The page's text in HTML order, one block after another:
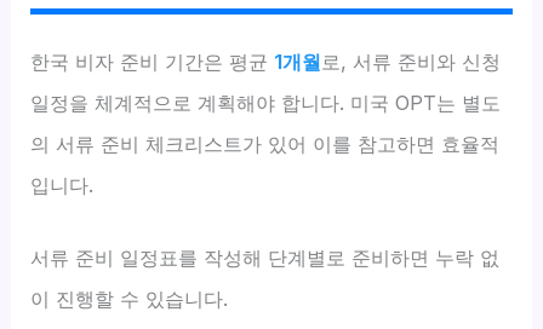
한국 비자 준비 기간은 평균 1개월 로, 서류 준비와 신청
일정을 체계적으로 계획해야 합니다. 미국 OPT는 별도
의 서류 준비 체크리스트가 있어 이를 참고하면 효율적
입니다.
서류 준비 일정표를 작성해 단계별로 준비하면 누락 없
이 진행할 수 있습니다.